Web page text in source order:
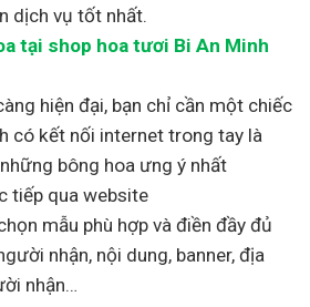
dịch vụ tốt nhất.
tại shop hoa tươi Bi An Minh
hiện đại, bạn chỉ cần một chiếc
có kết nối internet trong tay là
bông hoa ưng ý nhất
tiếp qua website
mẫu phù hợp và điền đầy đủ
nhận, nội dung, banner, địa
nhận…